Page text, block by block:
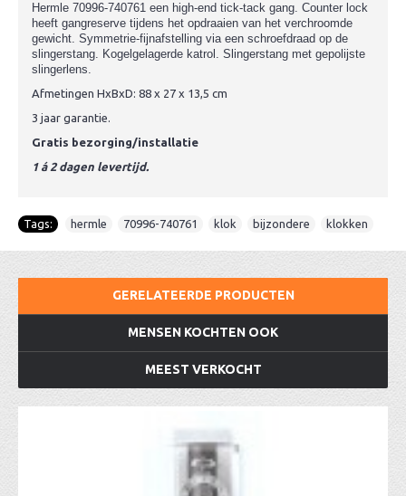
Hermle 70996-740761 een high-end tick-tack gang. Counter lock
heeft gangreserve tijdens het opdraaien van het verchroomde
gewicht. Symmetrie-fijnafstelling via een schroefdraad op de
slingerstang. Kogelgelagerde katrol. Slingerstang met gepolijste
slingerlens.
Afmetingen HxBxD: 88 x 27 x 13,5 cm
3 jaar garantie.
Gratis bezorging/installatie
1 á 2 dagen levertijd.
Tags: hermle 70996-740761 klok bijzondere klokken
GERELATEERDE PRODUCTEN
MENSEN KOCHTEN OOK
MEEST VERKOCHT